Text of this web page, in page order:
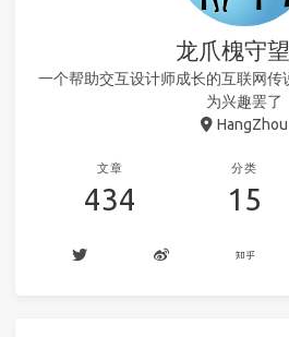
龙爪槐守
一个帮助交互设计师成长的互联网传
为兴趣罢了
HangZhou
文章
434
分类
15